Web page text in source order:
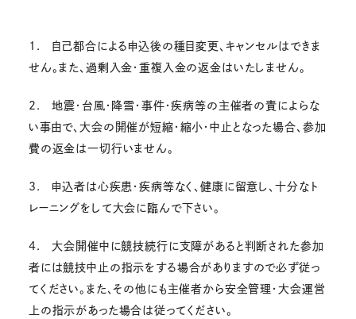
1. 自己都合による申込後の種目変更、キャンセルはできま
せん。また、過剰入金・重複入金の返金はいたしません。
2. 地震・台風・降雪・事件・疾病等の主催者の責によらな
い事由で、大会の開催が短縮・縮小・中止となった場合、参加
費の返金は一切行いません。
3. 申込者は心疾患・疾病等なく、健康に留意し、十分なト
レーニングをして大会に臨んで下さい。
4. 大会開催中に競技続行に支障があると判断された参加
者には競技中止の指示をする場合がありますので必ず従っ
てください。また、その他にも主催者から安全管理・大会運営
上の指示があった場合は従ってください。